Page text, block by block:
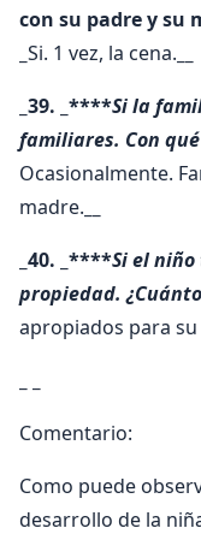
con su padre y su
Si. 1 vez, la cena.
_39. _****Si la
familiares. Con
Ocasionalmente.
madre.
_40. _****Si el
propiedad.
apropiados para
Comentario:
Como puede
desarrollo de la